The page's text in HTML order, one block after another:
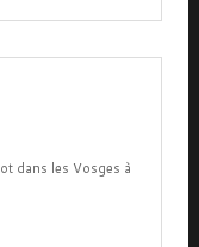
dans les Vosges à